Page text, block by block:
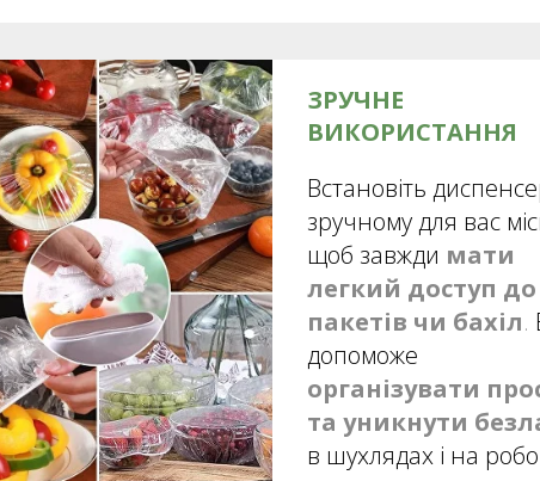
ЗРУЧНЕ
ВИКОРИСТАННЯ
Встановіть
зручному для вас
щоб завжди мати
легкий доступ до
пакетів чи бахіл.
допоможе
організувати
та уникнути
в шухлядах і на